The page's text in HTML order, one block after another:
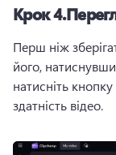
Крок 4.
Перш ніж
його,
натисніть
здатність відео.